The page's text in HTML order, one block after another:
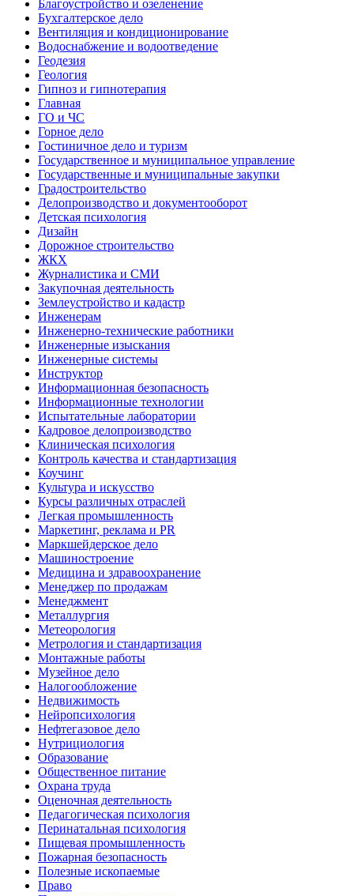
Благоустройство и озеленение
Бухгалтерское дело
Вентиляция и кондиционирование
Водоснабжение и водоотведение
Геодезия
Геология
Гипноз и гипнотерапия
Главная
ГО и ЧС
Горное дело
Гостиничное дело и туризм
Государственное и муниципальное управление
Государственные и муниципальные закупки
Градостроительство
Делопроизводство и документооборот
Детская психология
Дизайн
Дорожное строительство
ЖКХ
Журналистика и СМИ
Закупочная деятельность
Землеустройство и кадастр
Инженерам
Инженерно-технические работники
Инженерные изыскания
Инженерные системы
Инструктор
Информационная безопасность
Информационные технологии
Испытательные лаборатории
Кадровое делопроизводство
Клиническая психология
Контроль качества и стандартизация
Коучинг
Культура и искусство
Курсы различных отраслей
Легкая промышленность
Маркетинг, реклама и PR
Маркшейдерское дело
Машиностроение
Медицина и здравоохранение
Менеджер по продажам
Менеджмент
Металлургия
Метеорология
Метрология и стандартизация
Монтажные работы
Музейное дело
Налогообложение
Недвижимость
Нейропсихология
Нефтегазовое дело
Нутрициология
Образование
Общественное питание
Охрана труда
Оценочная деятельность
Педагогическая психология
Перинатальная психология
Пищевая промышленность
Пожарная безопасность
Полезные ископаемые
Право